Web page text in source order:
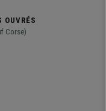
Corse)